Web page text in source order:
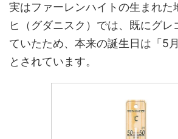
実はファーレンハイトの生まれた
ヒ（グダニスク）では、既にグレ
ていたため、本来の誕生日は「5
とされています。